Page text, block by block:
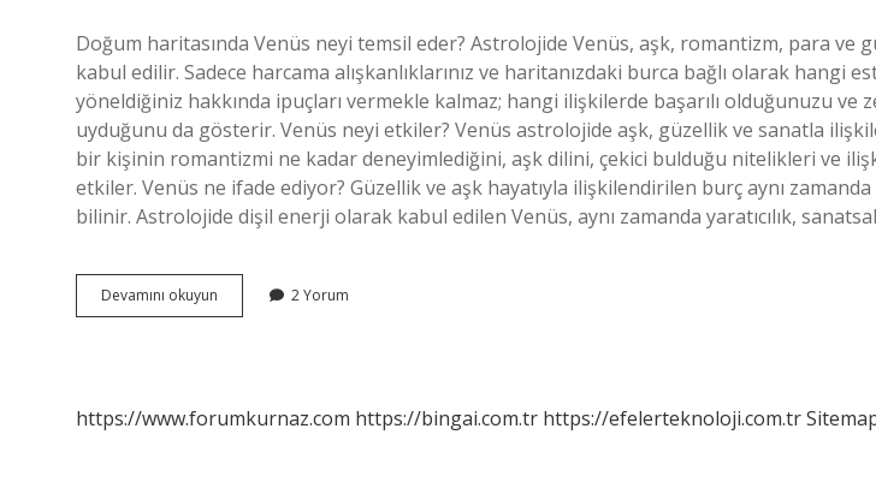
Doğum haritasında Venüs neyi temsil eder? Astrolojide Venüs, aşk, romantizm, para ve
kabul edilir. Sadece harcama alışkanlıklarınız ve haritanızdaki burca bağlı olarak hangi
yöneldiğiniz hakkında ipuçları vermekle kalmaz; hangi ilişkilerde başarılı olduğunuzu ve
uyduğunu da gösterir. Venüs neyi etkiler? Venüs astrolojide aşk, güzellik ve sanatla
bir kişinin romantizmi ne kadar deneyimlediğini, aşk dilini, çekici bulduğu nitelikleri ve
etkiler. Venüs ne ifade ediyor? Güzellik ve aşk hayatıyla ilişkilendirilen burç aynı zamanda
bilinir. Astrolojide dişil enerji olarak kabul edilen Venüs, aynı zamanda yaratıcılık,
Devamını okuyun
Haritasında
2 Yorum
https://www.forumkurnaz.com https://bingai.com.tr https://efelerteknoloji.com.tr